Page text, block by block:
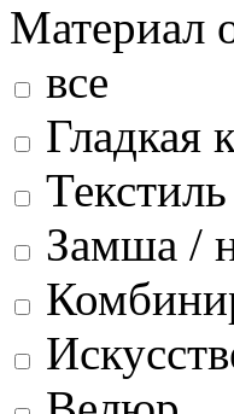
Материал
все
Гладкая
Замша /